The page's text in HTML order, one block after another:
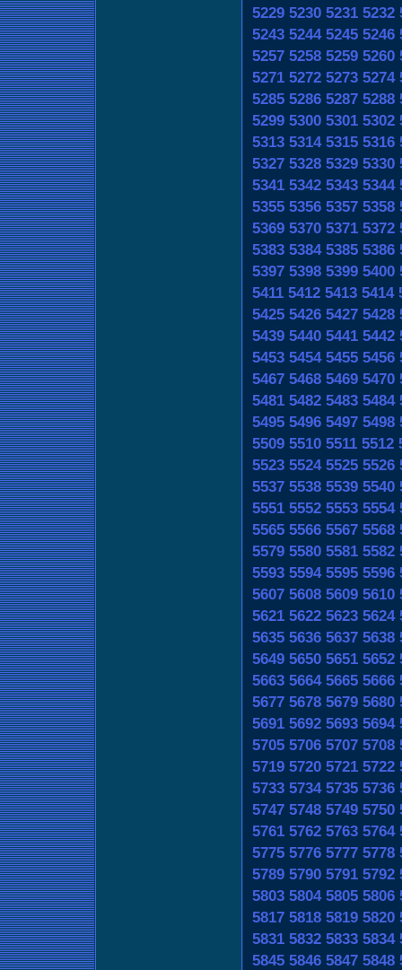
5229 5230 5231 5232
5243 5244 5245 5246
5257 5258 5259 5260
5271 5272 5273 5274
5285 5286 5287 5288
5299 5300 5301 5302
5313 5314 5315 5316
5327 5328 5329 5330
5341 5342 5343 5344
5355 5356 5357 5358
5369 5370 5371 5372
5383 5384 5385 5386
5397 5398 5399 5400
5411 5412 5413 5414
5425 5426 5427 5428
5439 5440 5441 5442
5453 5454 5455 5456
5467 5468 5469 5470
5481 5482 5483 5484
5495 5496 5497 5498
5509 5510 5511 5512
5523 5524 5525 5526
5537 5538 5539 5540
5551 5552 5553 5554
5565 5566 5567 5568
5579 5580 5581 5582
5593 5594 5595 5596
5607 5608 5609 5610
5621 5622 5623 5624
5635 5636 5637 5638
5649 5650 5651 5652
5663 5664 5665 5666
5677 5678 5679 5680
5691 5692 5693 5694
5705 5706 5707 5708
5719 5720 5721 5722
5733 5734 5735 5736
5747 5748 5749 5750
5761 5762 5763 5764
5775 5776 5777 5778
5789 5790 5791 5792
5803 5804 5805 5806
5817 5818 5819 5820
5831 5832 5833 5834
5845 5846 5847 5848